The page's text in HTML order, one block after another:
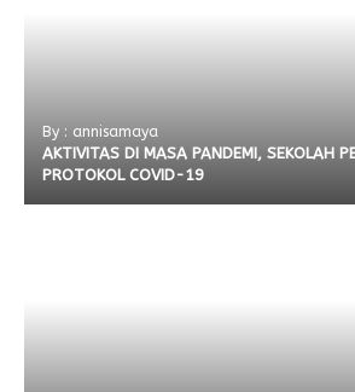
By : annisamaya
AKTIVITAS DI MASA PANDEMI, SEKOLAH
PROTOKOL COVID-19